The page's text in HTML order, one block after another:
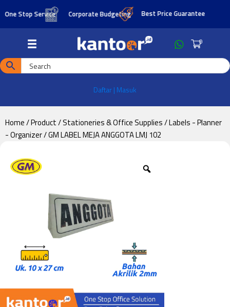
content
Stop Service Corporate Budgeting Best Price Guarantee
0
Daftar | Masuk
Home/Product/Stationeries & Office Supplies/Labels - Planner
- Organizer/ GM LABEL MEJA ANGGOTA LMJ 102